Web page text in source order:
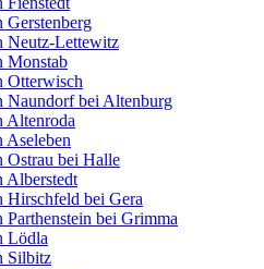
Neutz-Lettewitz
Monstab
Otterwisch
bei Altenburg
Altenroda
bei Halle
Alberstedt
bei Gera
bei Grimma
Lödla
Silbitz